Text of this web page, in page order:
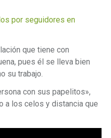
por seguidores en
que tiene con
pues él se lleva bien
su trabajo.
con sus papelitos»,
a los celos y distancia que